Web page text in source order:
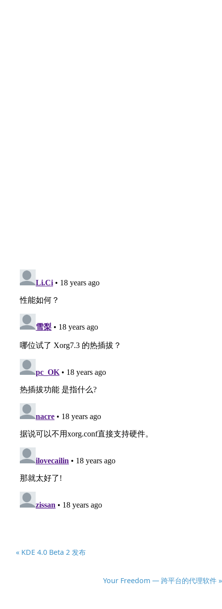
« KDE 4.0 Beta 2 发布
Your Freedom — 跨平台的代理软件 »